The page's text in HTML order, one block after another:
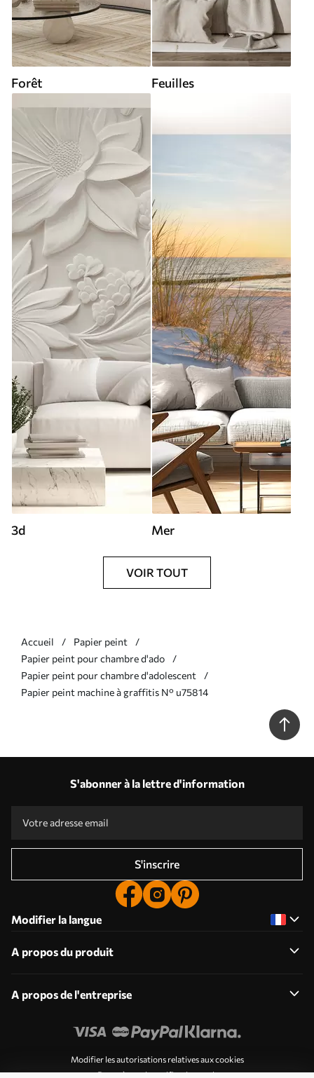
Forêt Feuilles
3d Mer
VOIR TOUT
Accueil
Papier peint
Papier peint pour chambre d'ado
Papier peint pour chambre d'adolescent
Papier peint machine à graffitis N° u75814
S'abonner à la lettre d'information
S'inscrire
Modifier la langue
A propos du produit
A propos de l'entreprise
Modifier les autorisations relatives aux cookies
Paramètres de notification push